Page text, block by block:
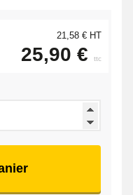
21,58 € HT
25,90 € ttc